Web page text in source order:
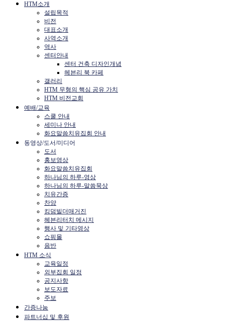
HTM소개
설립목적
비전
대표소개
사역소개
역사
센터안내
센터 건축 디자인개념
헤븐리 북 카페
갤러리
HTM 무형의 핵심 공유 가치
HTM 비전교회
예배/교육
스쿨 안내
세미나 안내
화요말씀치유집회 안내
동영상/도서/미디어
도서
홍보영상
화요말씀치유집회
하나님의 하루-영상
하나님의 하루-말씀묵상
치유간증
찬양
킹덤빌더매거진
헤븐리터치 메시지
행사 및 기타영상
쇼핑몰
음반
HTM 소식
교육일정
외부집회 일정
공지사항
보도자료
주보
간증나눔
파트너십 및 후원